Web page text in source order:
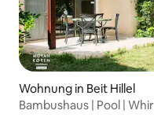
Wohnung in Beit Hillel
Bambushaus | Pool |